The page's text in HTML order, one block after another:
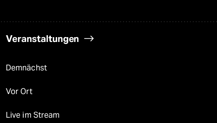
Veranstaltungen
Demnächst
Vor Ort
Live im Stream